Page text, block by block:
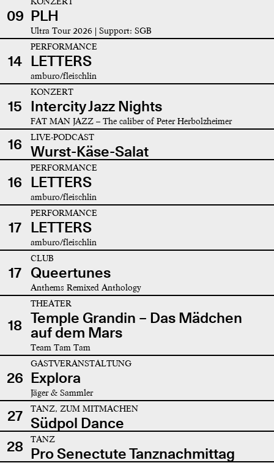
09 PLH
Ultra Tour 2026 | Support: SGB
14
PERFORMANCE
LETTERS
amburo/fleischlin
15
KONZERT
Intercity Jazz Nights
FAT MAN JAZZ – The caliber of Peter Herbolzheimer
16 LIVE-PODCAST
Wurst-Käse-Salat
16
PERFORMANCE
LETTERS
amburo/fleischlin
17
PERFORMANCE
LETTERS
amburo/fleischlin
17
CLUB
Queertunes
Anthems Remixed Anthology
18
THEATER
Temple Grandin – Das Mädchen
auf dem Mars
Team Tam Tam
26
GASTVERANSTALTUNG
Explora
Jäger & Sammler
27 TANZ, ZUM MITMACHEN
Südpol Dance
28
TANZ
Pro Senectute Tanznachmittag